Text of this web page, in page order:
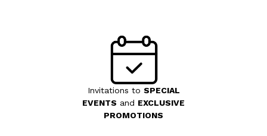
Invitations to SPECIAL
EVENTS and EXCLUSIVE
PROMOTIONS